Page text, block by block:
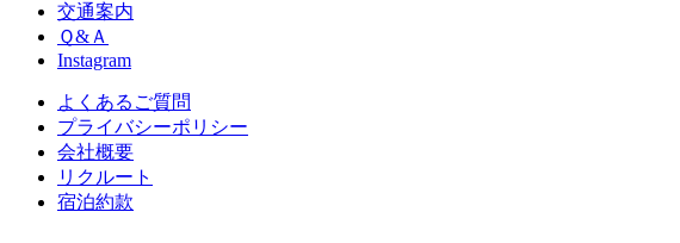
交通案内
Ｑ&Ａ
Instagram
よくあるご質問
プライバシーポリシー
会社概要
リクルート
宿泊約款